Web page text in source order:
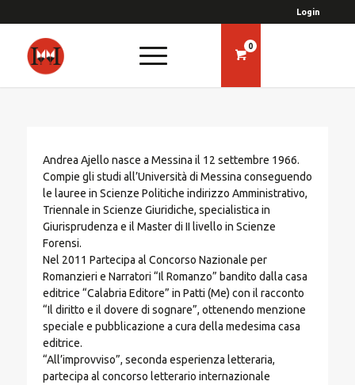
Login
0
Andrea Ajello nasce a Messina il 12 settembre 1966.
Compie gli studi all’Università di Messina conseguendo
le lauree in Scienze Politiche indirizzo Amministrativo,
Triennale in Scienze Giuridiche, specialistica in
Giurisprudenza e il Master di II livello in Scienze
Forensi.
Nel 2011 Partecipa al Concorso Nazionale per
Romanzieri e Narratori “Il Romanzo” bandito dalla casa
editrice “Calabria Editore” in Patti (Me) con il racconto
“Il diritto e il dovere di sognare”, ottenendo menzione
speciale e pubblicazione a cura della medesima casa
editrice.
“All’improvviso”, seconda esperienza letteraria,
partecipa al concorso letterario internazionale